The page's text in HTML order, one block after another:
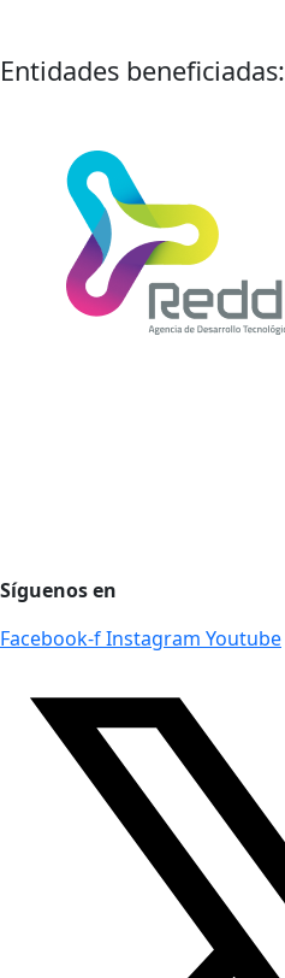
Entidades beneficiadas:
Síguenos en
Facebook-fInstagram Youtube